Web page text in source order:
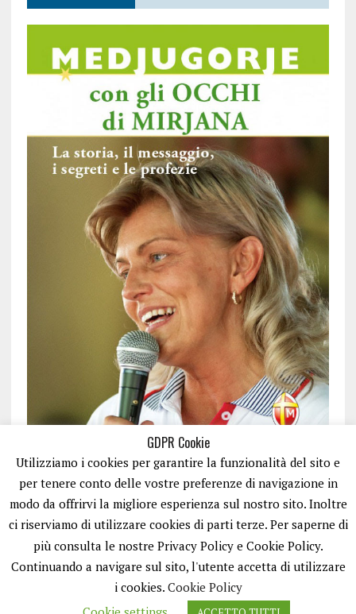
ISCRIVITI
GDPR Cookie
Utilizziamo i cookies per garantire la funzionalità del sito e
per tenere conto delle vostre preferenze di navigazione in
modo da offrirvi la migliore esperienza sul nostro sito. Inoltre
ci riserviamo di utilizzare cookies di parti terze. Per saperne di
più consulta le nostre Privacy Policy e Cookie Policy.
Continuando a navigare sul sito, l'utente accetta di utilizzare
i cookies. Cookie Policy